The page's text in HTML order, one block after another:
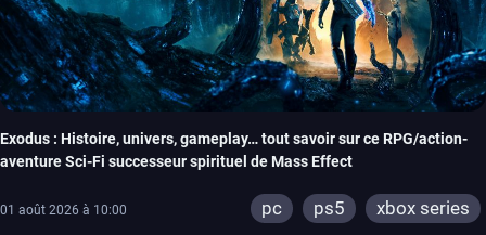
Exodus : Histoire, univers, gameplay… tout savoir sur ce RPG/action-
aventure Sci-Fi successeur spirituel de Mass Effect
01 août 2026 à 10:00 pc ps5 xbox series